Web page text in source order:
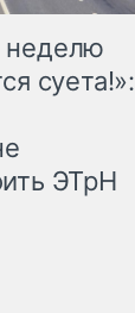
суета!»:
ЭТрН